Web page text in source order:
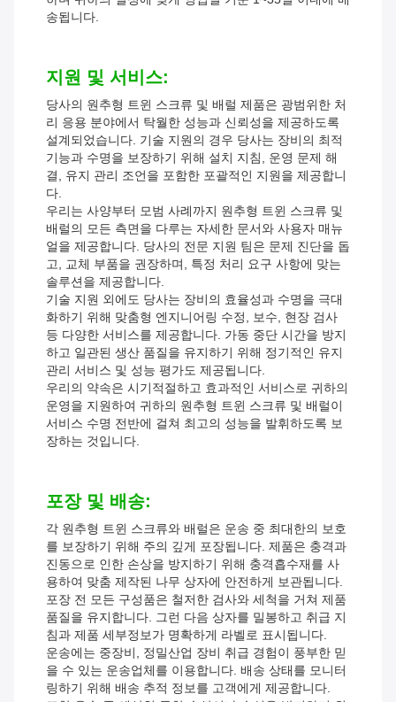
송됩니다.
지원 및 서비스:
당사의 원추형 트윈 스크류 및 배럴 제품은 광범위한 처
리 응용 분야에서 탁월한 성능과 신뢰성을 제공하도록
설계되었습니다. 기술 지원의 경우 당사는 장비의 최적
기능과 수명을 보장하기 위해 설치 지침, 운영 문제 해
결, 유지 관리 조언을 포함한 포괄적인 지원을 제공합니
다.
우리는 사양부터 모범 사례까지 원추형 트윈 스크류 및
배럴의 모든 측면을 다루는 자세한 문서와 사용자 매뉴
얼을 제공합니다. 당사의 전문 지원 팀은 문제 진단을 돕
고, 교체 부품을 권장하며, 특정 처리 요구 사항에 맞는
솔루션을 제공합니다.
기술 지원 외에도 당사는 장비의 효율성과 수명을 극대
화하기 위해 맞춤형 엔지니어링 수정, 보수, 현장 검사
등 다양한 서비스를 제공합니다. 가동 중단 시간을 방지
하고 일관된 생산 품질을 유지하기 위해 정기적인 유지
관리 서비스 및 성능 평가도 제공됩니다.
우리의 약속은 시기적절하고 효과적인 서비스로 귀하의
운영을 지원하여 귀하의 원추형 트윈 스크류 및 배럴이
서비스 수명 전반에 걸쳐 최고의 성능을 발휘하도록 보
장하는 것입니다.
포장 및 배송:
각 원추형 트윈 스크류와 배럴은 운송 중 최대한의 보호
를 보장하기 위해 주의 깊게 포장됩니다. 제품은 충격과
진동으로 인한 손상을 방지하기 위해 충격흡수재를 사
용하여 맞춤 제작된 나무 상자에 안전하게 보관됩니다.
포장 전 모든 구성품은 철저한 검사와 세척을 거쳐 제품
품질을 유지합니다. 그런 다음 상자를 밀봉하고 취급 지
침과 제품 세부정보가 명확하게 라벨로 표시됩니다.
운송에는 중장비, 정밀산업 장비 취급 경험이 풍부한 믿
을 수 있는 운송업체를 이용합니다. 배송 상태를 모니터
링하기 위해 배송 추적 정보를 고객에게 제공합니다.